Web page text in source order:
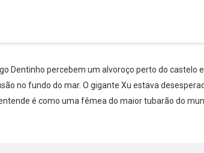
Dentinho percebem um alvoroço perto do castelo
no fundo do mar. O gigante Xu estava
é como uma fêmea do maior tubarão do